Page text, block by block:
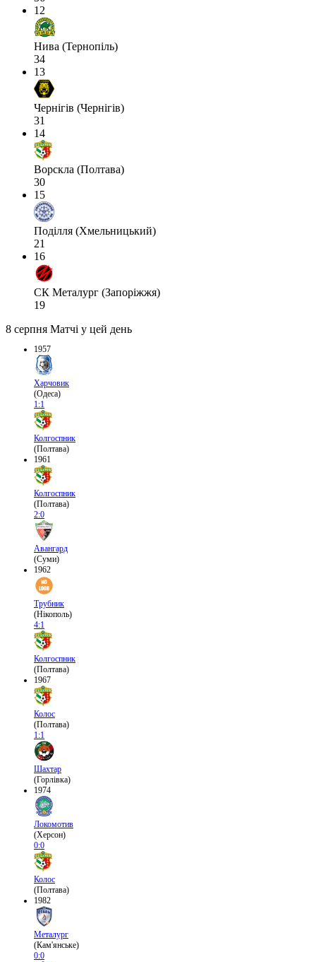
12
Нива (Тернопіль)
34
13
Чернігів (Чернігів)
31
14
Ворскла (Полтава)
30
15
Поділля (Хмельницький)
21
16
СК Металург (Запоріжжя)
19
8 серпня Матчі у цей день
1957
Харчовик
(Одеса)
1:1
Колгоспник
(Полтава)
1961
Колгоспник
(Полтава)
2:0
Авангард
(Суми)
1962
Трубник
(Нікополь)
4:1
Колгоспник
(Полтава)
1967
Колос
(Полтава)
1:1
Шахтар
(Горлівка)
1974
Локомотив
(Херсон)
0:0
Колос
(Полтава)
1982
Металург
(Кам'янське)
0:0